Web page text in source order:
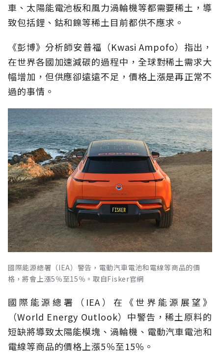
車、太陽能電池板和風力渦輪機等都需要稀土，導
致包括鋰、鈷和鎳等稀土目前都供不應求。
《彭博》分析師安普福（Kwasi Ampofo）指出，
在世界各國加速減碳的過程中，全球對稀土需求大
幅增加，但供應卻遠遠不足，價格上漲是再正常不
過的事情。
國際能源總署（IEA）警告，電動汽車電池和電線等商品的價
格，將會上漲5％至15％。取自Fisker官網
國際能源總署（IEA）在《世界能源展望》
（World Energy Outlook）中警告，稀土原料的
短缺將導致太陽能模塊、渦輪機、電動汽車電池和
電線等商品的價格上漲5％至15％。